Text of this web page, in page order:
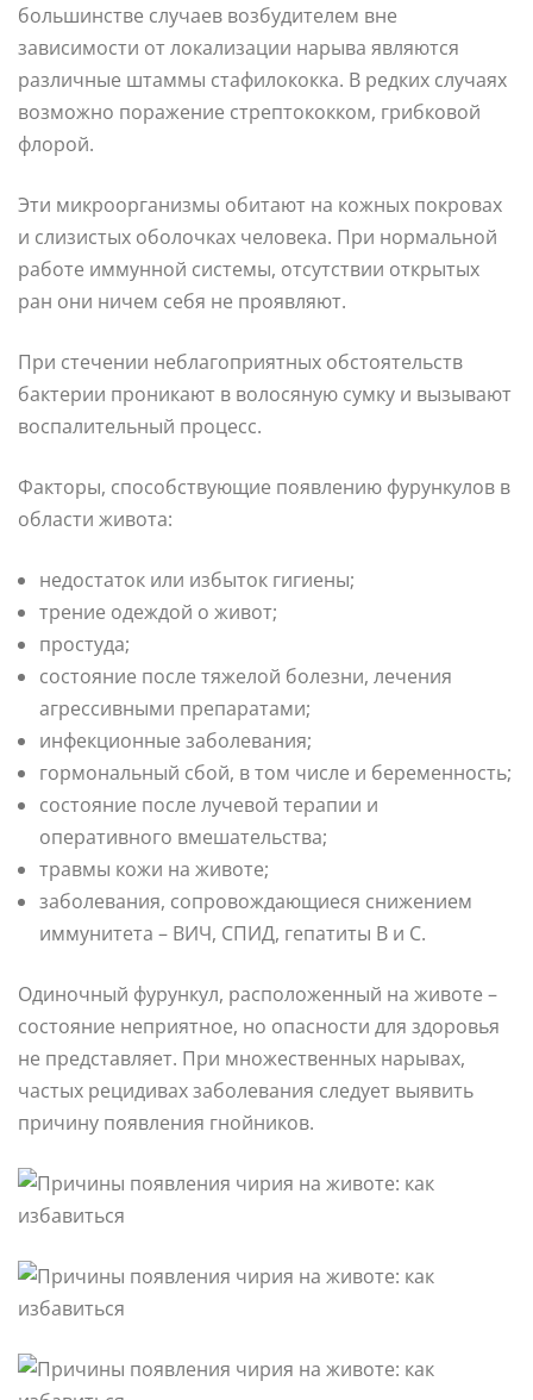
большинстве случаев возбудителем вне
зависимости от локализации нарыва являются
различные штаммы стафилококка. В редких случаях
возможно поражение стрептококком, грибковой
флорой.
Эти микроорганизмы обитают на кожных покровах
и слизистых оболочках человека. При нормальной
работе иммунной системы, отсутствии открытых
ран они ничем себя не проявляют.
При стечении неблагоприятных обстоятельств
бактерии проникают в волосяную сумку и вызывают
воспалительный процесс.
Факторы, способствующие появлению фурункулов в
области живота:
недостаток или избыток гигиены;
трение одеждой о живот;
простуда;
состояние после тяжелой болезни, лечения
агрессивными препаратами;
инфекционные заболевания;
гормональный сбой, в том числе и беременность;
состояние после лучевой терапии и
оперативного вмешательства;
травмы кожи на животе;
заболевания, сопровождающиеся снижением
иммунитета – ВИЧ, СПИД, гепатиты B и C.
Одиночный фурункул, расположенный на животе –
состояние неприятное, но опасности для здоровья
не представляет. При множественных нарывах,
частых рецидивах заболевания следует выявить
причину появления гнойников.